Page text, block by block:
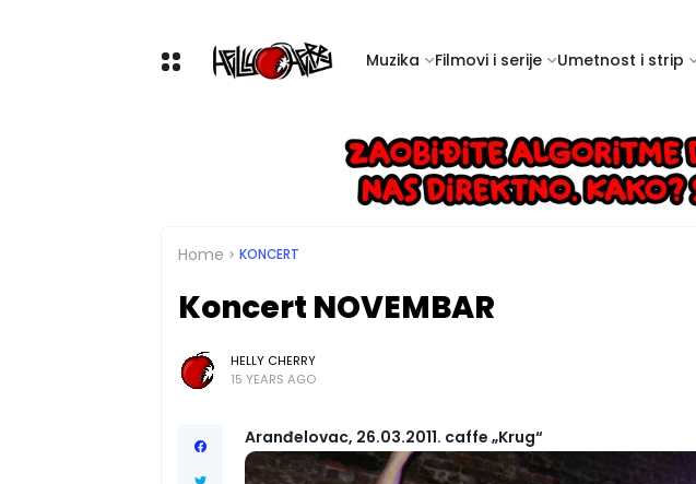
Muzika Filmovi i serije Umetnost i strip
Home KONCERT
Koncert NOVEMBAR
HELLY CHERRY
15 YEARS AGO
Aranđelovac, 26.03.2011. caffe „Krug“